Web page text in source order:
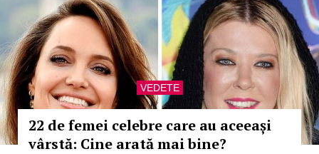
VEDETE
22 de femei celebre care au aceeași
vârstă: Cine arată mai bine?